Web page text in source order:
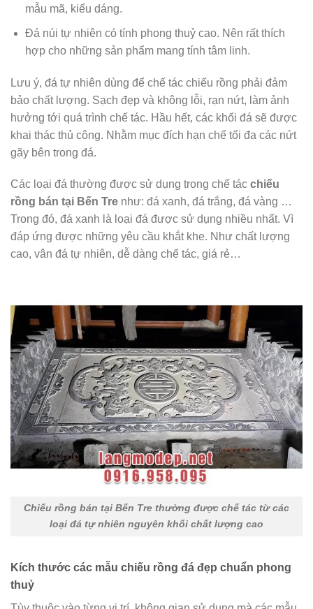
mẫu mã, kiểu dáng.
Đá núi tự nhiên có tính phong thuỷ cao. Nên rất thích
hợp cho những sản phẩm mang tính tâm linh.
Lưu ý, đá tự nhiên dùng để chế tác chiếu rồng phải đảm
bảo chất lượng. Sạch đẹp và không lỗi, rạn nứt, làm ảnh
hưởng tới quá trình chế tác. Hầu hết, các khối đá sẽ được
khai thác thủ công. Nhằm mục đích hạn chế tối đa các nứt
gãy bên trong đá.
Các loại đá thường được sử dụng trong chế tác chiếu
rồng bán tại Bến Tre như: đá xanh, đá trắng, đá vàng …
Trong đó, đá xanh là loại đá được sử dụng nhiều nhất. Vì
đáp ứng được những yêu cầu khắt khe. Như chất lượng
cao, vân đá tự nhiên, dễ dàng chế tác, giá rẻ…
Chiếu rồng bán tại Bến Tre thường được chế tác từ các
loại đá tự nhiên nguyên khối chất lượng cao
Kích thước các mẫu chiếu rồng đá đẹp chuẩn phong
thuỷ